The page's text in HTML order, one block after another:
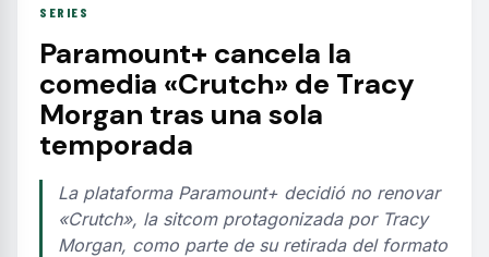
SERIES
Paramount+ cancela la
comedia «Crutch» de Tracy
Morgan tras una sola
temporada
La plataforma Paramount+ decidió no renovar
«Crutch», la sitcom protagonizada por Tracy
Morgan, como parte de su retirada del formato